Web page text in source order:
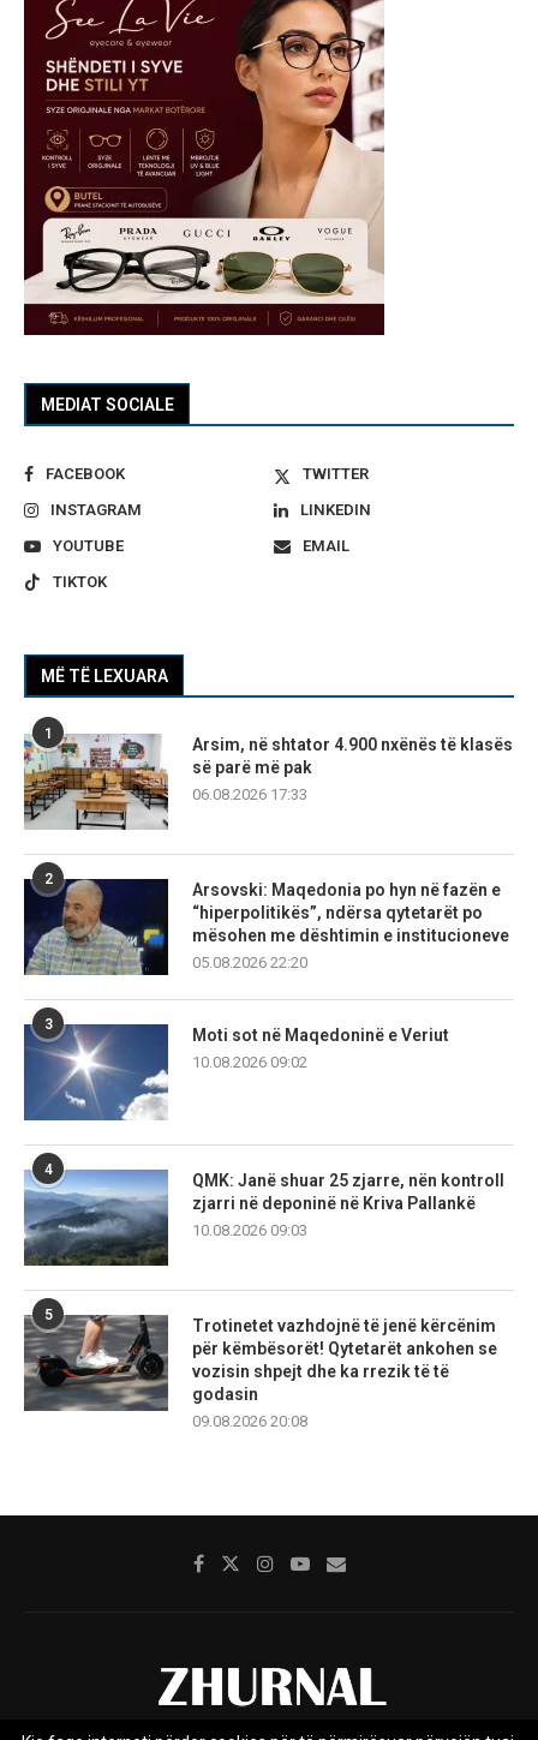
MEDIAT SOCIALE
FACEBOOK
TWITTER
INSTAGRAM
LINKEDIN
YOUTUBE
EMAIL
TIKTOK
MË TË LEXUARA
1
Arsim, në shtator 4.900 nxënës të klasës
së parë më pak
06.08.2026 17:33
2
Arsovski: Maqedonia po hyn në fazën e
“hiperpolitikës”, ndërsa qytetarët po
mësohen me dështimin e institucioneve
05.08.2026 22:20
3
Moti sot në Maqedoninë e Veriut
10.08.2026 09:02
4
QMK: Janë shuar 25 zjarre, nën kontroll
zjarri në deponinë në Kriva Pallankë
10.08.2026 09:03
5
Trotinetet vazhdojnë të jenë kërcënim
për këmbësorët! Qytetarët ankohen se
vozisin shpejt dhe ka rrezik të të
godasin
09.08.2026 20:08